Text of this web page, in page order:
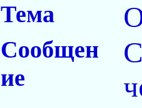
Тема
Сообщен
ие